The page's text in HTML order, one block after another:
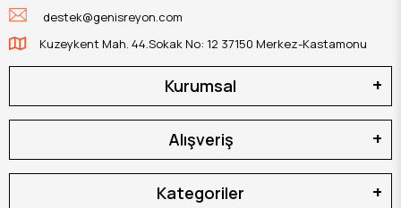
destek@genisreyon.com
Kuzeykent Mah. 44.Sokak No: 12 37150 Merkez-Kastamonu
Kurumsal
Alışveriş
Kategoriler